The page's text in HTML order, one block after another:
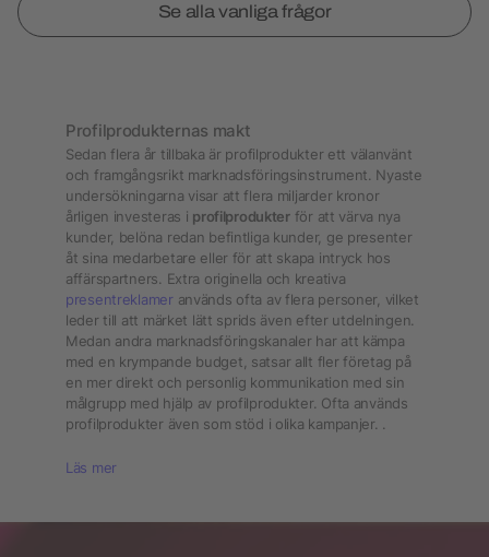
Se alla vanliga frågor
Profilprodukternas makt
Sedan flera år tillbaka är profilprodukter ett välanvänt
och framgångsrikt marknadsföringsinstrument. Nyaste
undersökningarna visar att flera miljarder kronor
årligen investeras i profilprodukterför att värva nya
kunder, belöna redan befintliga kunder, ge presenter
åt sina medarbetare eller för att skapa intryck hos
affärspartners. Extra originella och kreativa
presentreklameranvänds ofta av flera personer, vilket
leder till att märket lätt sprids även efter utdelningen.
Medan andra marknadsföringskanaler har att kämpa
med en krympande budget, satsar allt fler företag på
en mer direkt och personlig kommunikation med sin
målgrupp med hjälp av profilprodukter. Ofta används
profilprodukter även som stöd i olika kampanjer. .
Läs mer